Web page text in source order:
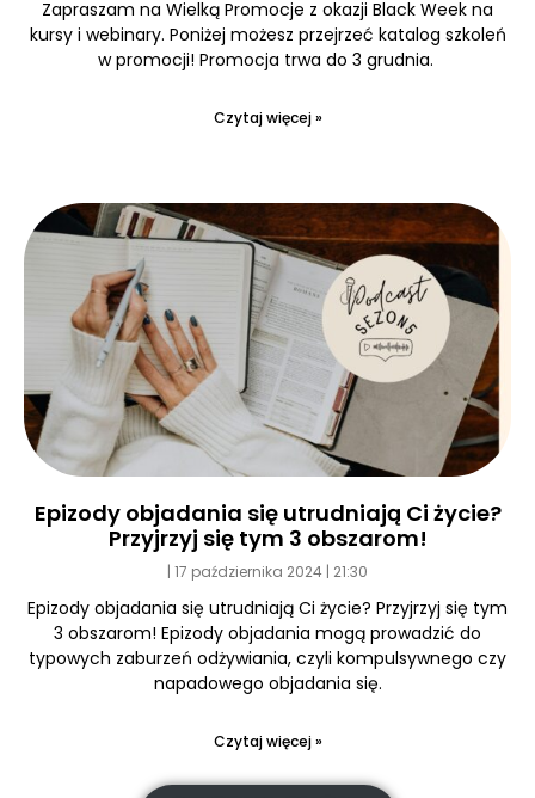
Zapraszam na Wielką Promocje z okazji Black Week na
kursy i webinary. Poniżej możesz przejrzeć katalog szkoleń
w promocji! Promocja trwa do 3 grudnia.
Czytaj więcej »
Epizody objadania się utrudniają Ci życie?
Przyjrzyj się tym 3 obszarom!
17 października 2024 21:30
Epizody objadania się utrudniają Ci życie? Przyjrzyj się tym
3 obszarom! Epizody objadania mogą prowadzić do
typowych zaburzeń odżywiania, czyli kompulsywnego czy
napadowego objadania się.
Czytaj więcej »